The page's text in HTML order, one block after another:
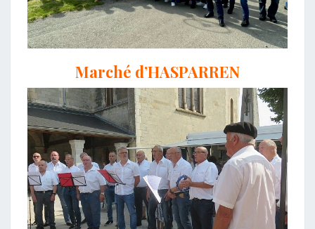
Marché d’HASPARREN